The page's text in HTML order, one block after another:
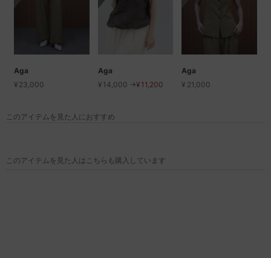
Aga
¥23,000
Aga
¥14,000 →¥11,200
Aga
¥21,000
このアイテムを見た人におすすめ
このアイテムを見た人はこちらも購入しています